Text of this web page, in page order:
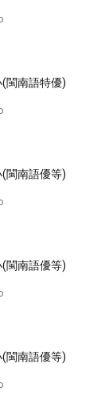
还有出国的
閩南語特優)
閩南語優等)
閩南語優等)
閩南語優等)